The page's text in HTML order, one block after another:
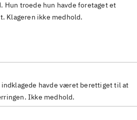
Hun troede hun havde foretaget et
Klageren ikke medhold.
havde været berettiget til at
Ikke medhold.